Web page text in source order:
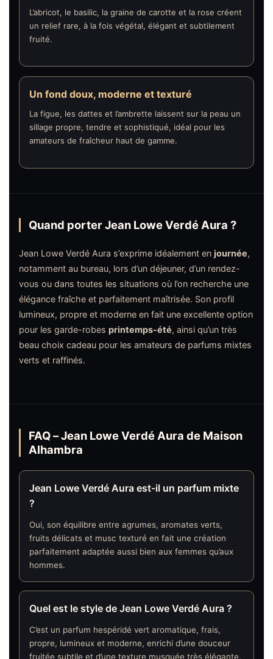
L’abricot, le basilic, la graine de carotte et la rose créent
un relief rare, à la fois végétal, élégant et subtilement
fruité.
Un fond doux, moderne et texturé
La figue, les dattes et l’ambrette laissent sur la peau un
sillage propre, tendre et sophistiqué, idéal pour les
amateurs de fraîcheur haut de gamme.
Quand porter Jean Lowe Verdé Aura ?
Jean Lowe Verdé Aura s’exprime idéalement en journée,
notamment au bureau, lors d’un déjeuner, d’un rendez-
vous ou dans toutes les situations où l’on recherche une
élégance fraîche et parfaitement maîtrisée. Son profil
lumineux, propre et moderne en fait une excellente option
pour les garde-robes printemps-été, ainsi qu’un très
beau choix cadeau pour les amateurs de parfums mixtes
verts et raffinés.
FAQ – Jean Lowe Verdé Aura de Maison
Alhambra
Jean Lowe Verdé Aura est-il un parfum mixte
?
Oui, son équilibre entre agrumes, aromates verts,
fruits délicats et musc texturé en fait une création
parfaitement adaptée aussi bien aux femmes qu’aux
hommes.
Quel est le style de Jean Lowe Verdé Aura ?
C’est un parfum hespéridé vert aromatique, frais,
propre, lumineux et moderne, enrichi d’une douceur
fruitée subtile et d’une texture musquée très élégante.